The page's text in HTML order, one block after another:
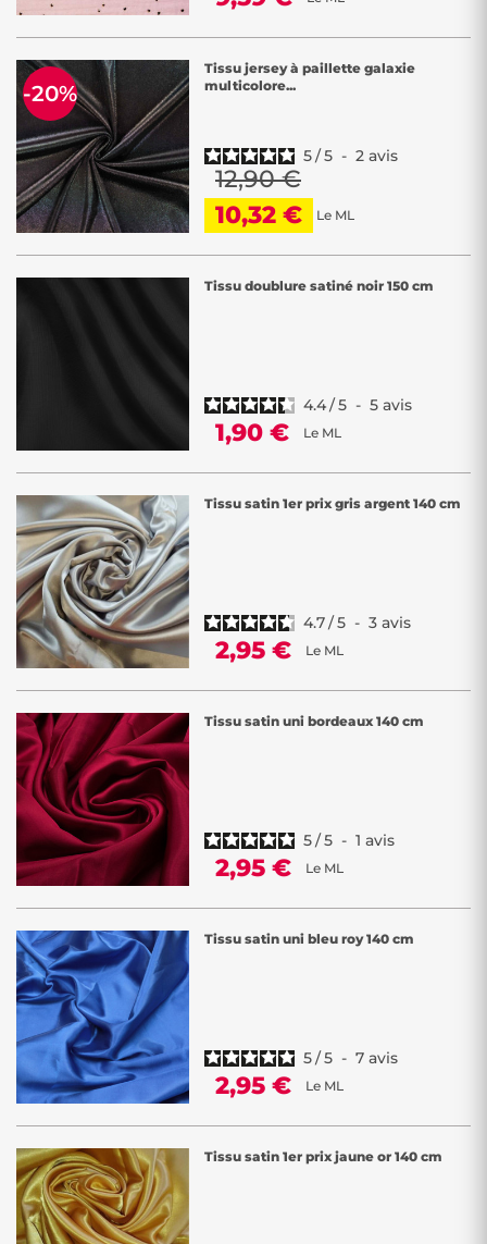
Tissu jersey à paillette galaxie
multicolore...
5/5 - 2 avis
12,90 €
10,32 €
Le ML
-20%
Tissu doublure satiné noir 150 cm
4.4/5 - 5 avis
1,90 € Le ML
Tissu satin 1er prix gris argent 140 cm
4.7/5 - 3 avis
2,95 € Le ML
Tissu satin uni bordeaux 140 cm
5/5 - 1 avis
2,95 € Le ML
Tissu satin uni bleu roy 140 cm
5/5 - 7 avis
2,95 € Le ML
Tissu satin 1er prix jaune or 140 cm